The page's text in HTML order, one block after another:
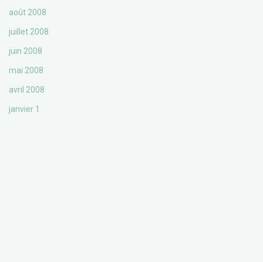
août 2008
juillet 2008
juin 2008
mai 2008
avril 2008
janvier 1